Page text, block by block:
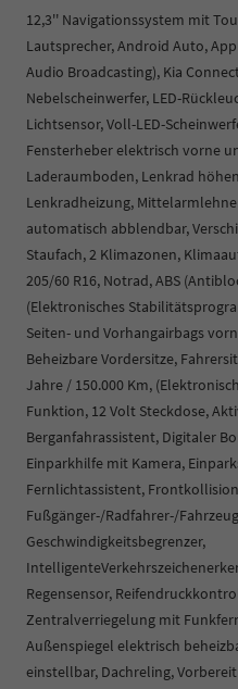
12,3'' Navigationssystem mit
Lautsprecher, Android Auto,
Audio Broadcasting), Kia
Nebelscheinwerfer, LED-
Lichtsensor, Voll-LED-
Fensterheber elektrisch vorne
Laderaumboden, Lenkrad
Lenkradheizung,
automatisch abblendbar,
Staufach, 2 Klimazonen,
205/60 R16, Notrad, ABS
(Elektronisches
Seiten- und Vorhangairbags
Beheizbare Vordersitze,
Jahre / 150.000 Km,
Funktion, 12 Volt Steckdose,
Berganfahrassistent, Digitaler
Einparkhilfe mit Kamera,
Fernlichtassistent,
Fußgänger-/Radfahrer-/
Geschwindigkeitsbegrenzer,
Regensensor,
Zentralverriegelung mit
Außenspiegel elektrisch
einstellbar, Dachreling,